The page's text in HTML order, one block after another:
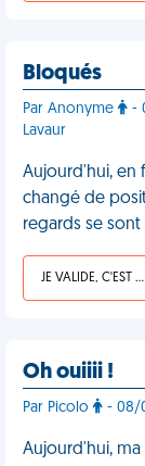
Bloqués
Par Anonyme
-
Lavaur
Aujourd'hui, en
changé de
regards se sont
JE VALIDE, C'EST UNE VDM
Oh ouiiii !
Par Picolo - 08/
Aujourd'hui,